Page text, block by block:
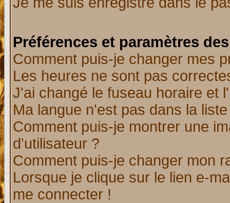
Préférences et paramètres
Comment puis-je changer mes
Les heures ne sont pas
J'ai changé le fuseau horaire et
Ma langue n'est pas dans la
Comment puis-je montrer une
d'utilisateur ?
Comment puis-je changer mon
Lorsque je clique sur le lien e-
me connecter !